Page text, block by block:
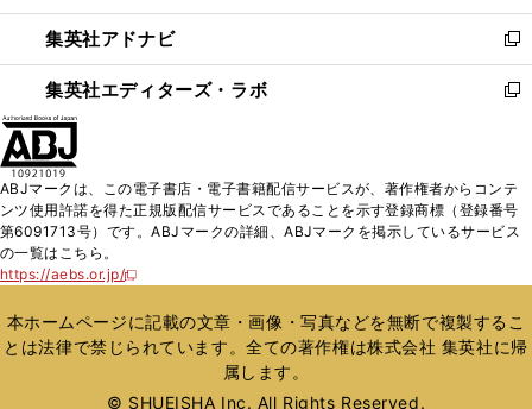
開
く
ウ
で
開
く
ン
ド
ウ
で
ウ
ィ
ン
ド
く
集英社アドナビ
新
し
い
ド
ウ
で
集英社エディターズ・ラボ
新
ィ
ン
ド
開
く
ABJマークは、この電子書店・電子書籍配信サービスが、著作権者からコンテ
ンツ使用許諾を得た正規版配信サービスであることを示す登録商標（登録番号
第6091713号）です。ABJマークの詳細、ABJマークを掲示しているサービス
の一覧はこちら。
https://aebs.or.jp/
新
い
ウ
ィ
本ホームページに記載の文章・画像・写真などを無断で複製するこ
とは法律で禁じられています。全ての著作権は株式会社 集英社に帰
属します。
© SHUEISHA Inc. All Rights Reserved.